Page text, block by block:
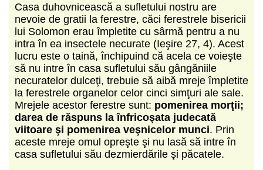
Casa duhovnicească a sufletului nostru are
nevoie de gratii la ferestre, căci ferestrele bisericii
lui Solomon erau împletite cu sârmă pentru a nu
intra în ea insectele necurate (Ieşire 27, 4). Acest
lucru este o taină, închipuind că acela ce voieşte
să nu intre în casa sufletului său gângăniile
necuratelor dulceţi, trebuie să aibă mreje împletite
la ferestrele organelor celor cinci simţuri ale sale.
Mrejele acestor ferestre sunt: pomenirea morţii;
darea de răspuns la înfricoşata judecată
viitoare şi pomenirea veşnicelor munci. Prin
aceste mreje omul opreşte şi nu lasă să intre în
casa sufletului său dezmierdările şi păcatele.